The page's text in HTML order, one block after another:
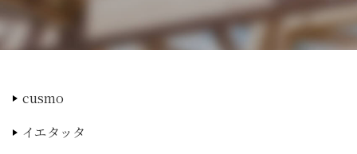
cusmo
イエタッタ